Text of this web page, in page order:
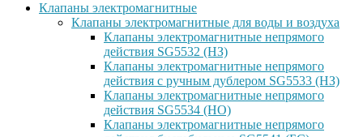
Клапаны электромагнитные
Клапаны электромагнитные для воды и воздуха
Клапаны электромагнитные непрямого
действия SG5532 (НЗ)
Клапаны электромагнитные непрямого
действия с ручным дублером SG5533 (НЗ)
Клапаны электромагнитные непрямого
действия SG5534 (НО)
Клапаны электромагнитные непрямого